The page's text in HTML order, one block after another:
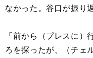
なかった。谷口が振り
「前から（プレスに）
ろを探ったが、（チェ